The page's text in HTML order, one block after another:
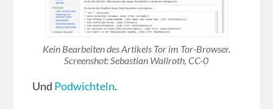
Kein Bearbeiten des Artikels Tor im Tor-Browser.
Screenshot: Sebastian Wallroth, CC-0
Und Podwichteln.